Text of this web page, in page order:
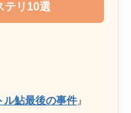
テリ10選
ル鮎最後の事件』